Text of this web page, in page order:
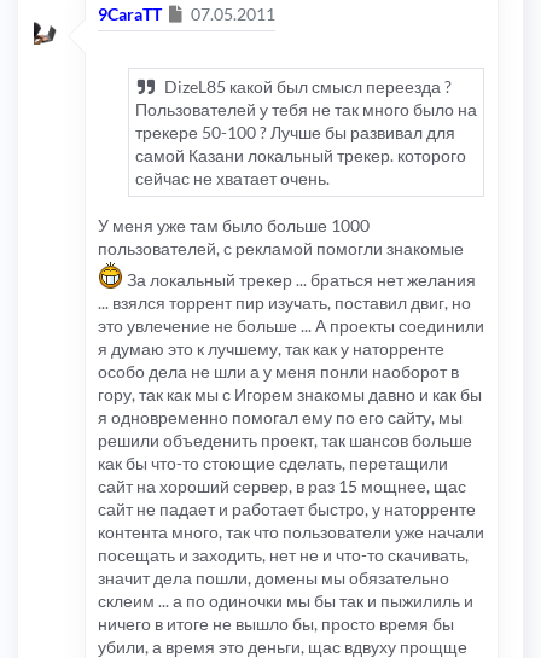
9CaraTT Сообщение
07.05.2011
DizeL85 какой был смысл переезда ?
Пользователей у тебя не так много было на
трекере 50-100 ? Лучше бы развивал для
самой Казани локальный трекер. которого
сейчас не хватает очень.
У меня уже там было больше 1000
пользователей, с рекламой помогли знакомые
За локальный трекер ... браться нет желания
... взялся торрент пир изучать, поставил двиг, но
это увлечение не больше ... А проекты соединили
я думаю это к лучшему, так как у наторренте
особо дела не шли а у меня понли наоборот в
гору, так как мы с Игорем знакомы давно и как бы
я одновременно помогал ему по его сайту, мы
решили объеденить проект, так шансов больше
как бы что-то стоющие сделать, перетащили
сайт на хороший сервер, в раз 15 мощнее, щас
сайт не падает и работает быстро, у наторренте
контента много, так что пользователи уже начали
посещать и заходить, нет не и что-то скачивать,
значит дела пошли, домены мы обязательно
склеим ... а по одиночки мы бы так и пыжилиль и
ничего в итоге не вышло бы, просто время бы
убили, а время это деньги, щас вдвуху прощще